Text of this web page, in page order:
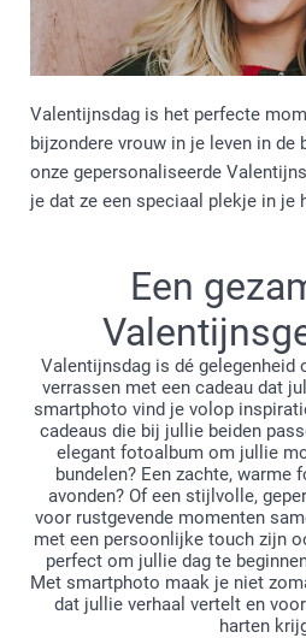
Valentijnsdag is het perfecte
bijzondere vrouw in je leven in
onze gepersonaliseerde
je dat ze een speciaal plekje in je
Een
Valentijnsdag is dé gelegenheid
verrassen met een cadeau dat
smartphoto vind je volop
cadeaus die bij jullie beiden
elegant fotoalbum om jullie
bundelen? Een zachte, warme
avonden? Of een stijlvolle,
voor rustgevende momenten
met een persoonlijke touch zijn
perfect om jullie dag te
Met smartphoto maak je niet
dat jullie verhaal vertelt en
harten